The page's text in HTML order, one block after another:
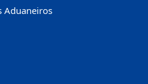
Aduaneiros